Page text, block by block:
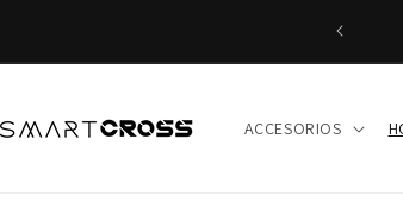
paga en hasta 6 cuotas con ADDI!
ACCESORIOS